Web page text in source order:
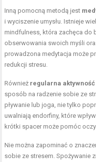
Inną pomocną metodą jest
i wyciszenie umysłu. Istnieje
mindfulness, która zachęca do
obserwowania swoich myśli
prowadzona medytacja może
redukcji stresu.
Również regularna
sposób na radzenie sobie ze
pływanie lub joga, nie tylko
uwalniają endorfiny, które
krótki spacer może pomóc
Nie można zapominać o
sobie ze stresem. Spożywanie